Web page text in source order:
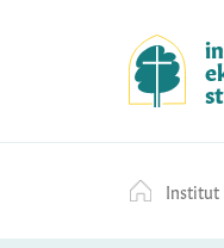
k
i
p
t
c
o
Institut